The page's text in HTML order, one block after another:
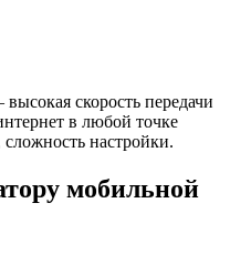
скорость передачи
в любой точке
настройки.
мобильной